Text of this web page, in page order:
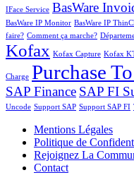
IFace Service BasWare
BasWare IP Monitor BasWare IP
faire? Comment ça marche?
Kofax Kofax Capture Kofax
Charge Purchase
SAP Finance SAP FI
Uncode Support SAP Support SAP FI
Mentions Légales
Politique de
Rejoignez La
Contact